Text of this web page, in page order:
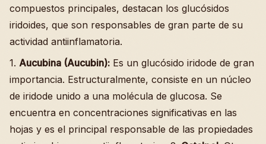
compuestos principales, destacan los glucósidos
iridoides, que son responsables de gran parte de su
actividad antiinflamatoria.
1. Aucubina (Aucubin): Es un glucósido iridode de gran
importancia. Estructuralmente, consiste en un núcleo
de iridode unido a una molécula de glucosa. Se
encuentra en concentraciones significativas en las
hojas y es el principal responsable de las propiedades